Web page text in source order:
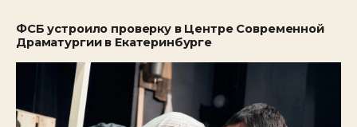
ФСБ устроило проверку в Центре Современной
Драматургии в Екатеринбурге